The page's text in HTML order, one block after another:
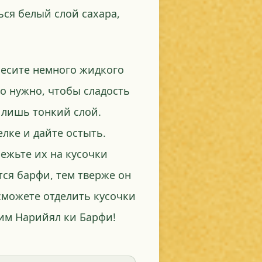
белый слой сахара,
немного жидкого
нужно, чтобы сладость
тонкий слой.
и дайте остыть.
их на кусочки
барфи, тем тверже он
отделить кусочки
Нарийял ки Барфи!